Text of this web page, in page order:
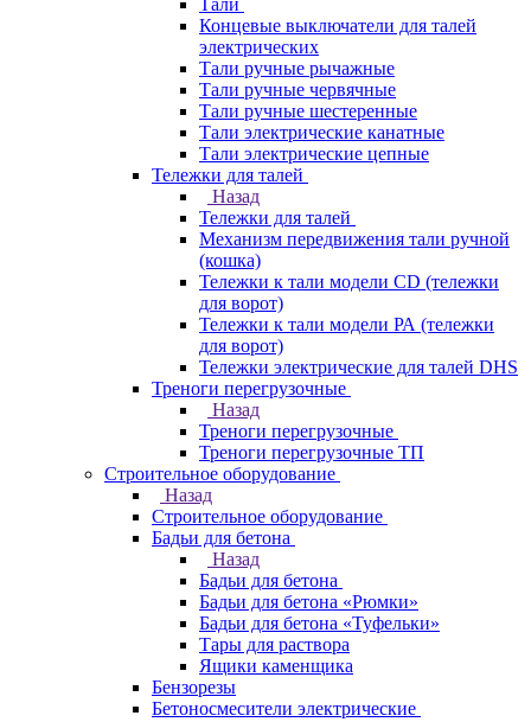
Тали
Концевые выключатели для талей
электрических
Тали ручные рычажные
Тали ручные червячные
Тали ручные шестеренные
Тали электрические канатные
Тали электрические цепные
Тележки для талей
Назад
Тележки для талей
Механизм передвижения тали ручной
(кошка)
Тележки к тали модели CD (тележки
для ворот)
Тележки к тали модели РА (тележки
для ворот)
Тележки электрические для талей DHS
Треноги перегрузочные
Назад
Треноги перегрузочные
Треноги перегрузочные ТП
Строительное оборудование
Назад
Строительное оборудование
Бадьи для бетона
Назад
Бадьи для бетона
Бадьи для бетона «Рюмки»
Бадьи для бетона «Туфельки»
Тары для раствора
Ящики каменщика
Бензорезы
Бетоносмесители электрические